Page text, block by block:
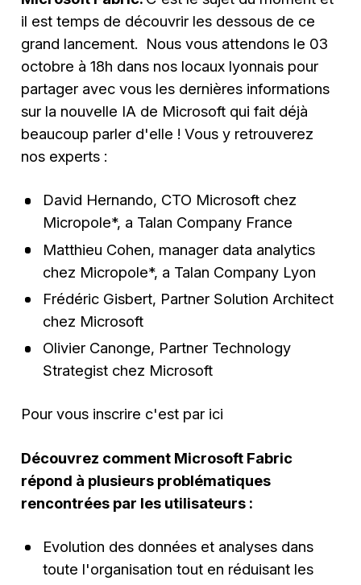
il est temps de découvrir les dessous de ce
grand lancement. Nous vous attendons le 03
octobre à 18h dans nos locaux lyonnais pour
partager avec vous les dernières informations
sur la nouvelle IA de Microsoft qui fait déjà
beaucoup parler d'elle ! Vous y retrouverez
nos experts :
David Hernando, CTO Microsoft chez
Micropole*, a Talan Company France
Matthieu Cohen, manager data analytics
chez Micropole*, a Talan Company Lyon
Frédéric Gisbert, Partner Solution Architect
chez Microsoft
Olivier Canonge, Partner Technology
Strategist chez Microsoft
Pour vous inscrire c'est par ici
Découvrez comment Microsoft Fabric
répond à plusieurs problématiques
rencontrées par les utilisateurs :
Evolution des données et analyses dans
toute l'organisation tout en réduisant les